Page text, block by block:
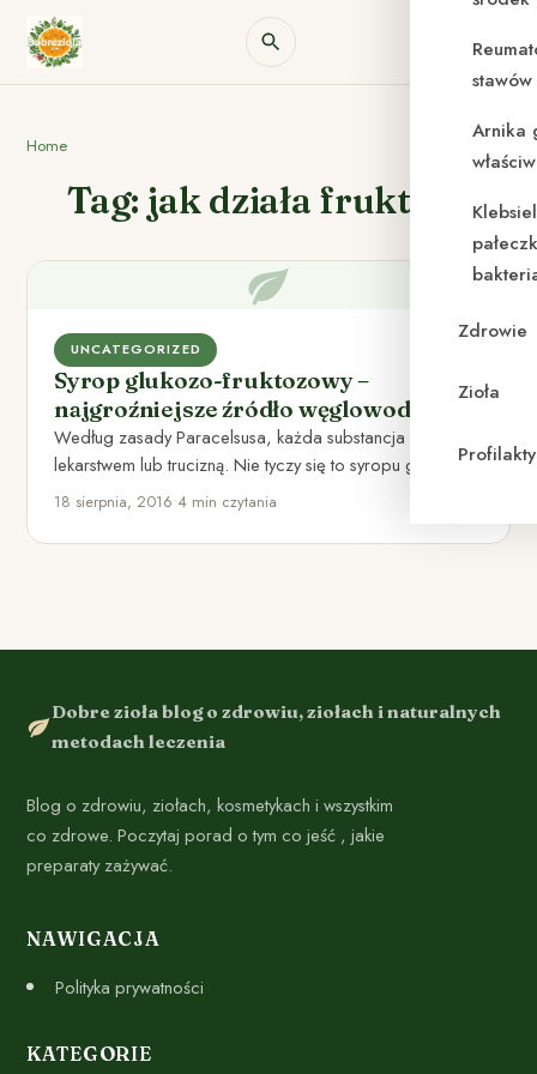
Arnika
Zdrowie
Zioła
Home
Tag: jak działa fruktoza
UNCATEGORIZED
Syrop glukozo-fruktozowy –
najgroźniejsze źródło węglowodanów
Według zasady Paracelsusa, każda substancja może być
lekarstwem lub trucizną. Nie tyczy się to syropu glukozo-
fruktozowego, który jest…
18 sierpnia, 2016•4 min czytania
Dobre zioła blog o zdrowiu, ziołach i naturalnych
metodach leczenia
Blog o zdrowiu, ziołach, kosmetykach i wszystkim
co zdrowe. Poczytaj porad o tym co jeść , jakie
preparaty zażywać.
NAWIGACJA
Polityka prywatności
KATEGORIE